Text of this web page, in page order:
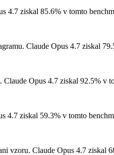
4.7 ziskal 85.6% v tomto
Claude Opus 4.7 ziskal
Claude Opus 4.7 ziskal 92.5% v
4.7 ziskal 59.3% v tomto
vzoru. Claude Opus 4.7 ziskal